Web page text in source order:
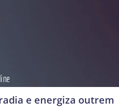
e energiza outrem